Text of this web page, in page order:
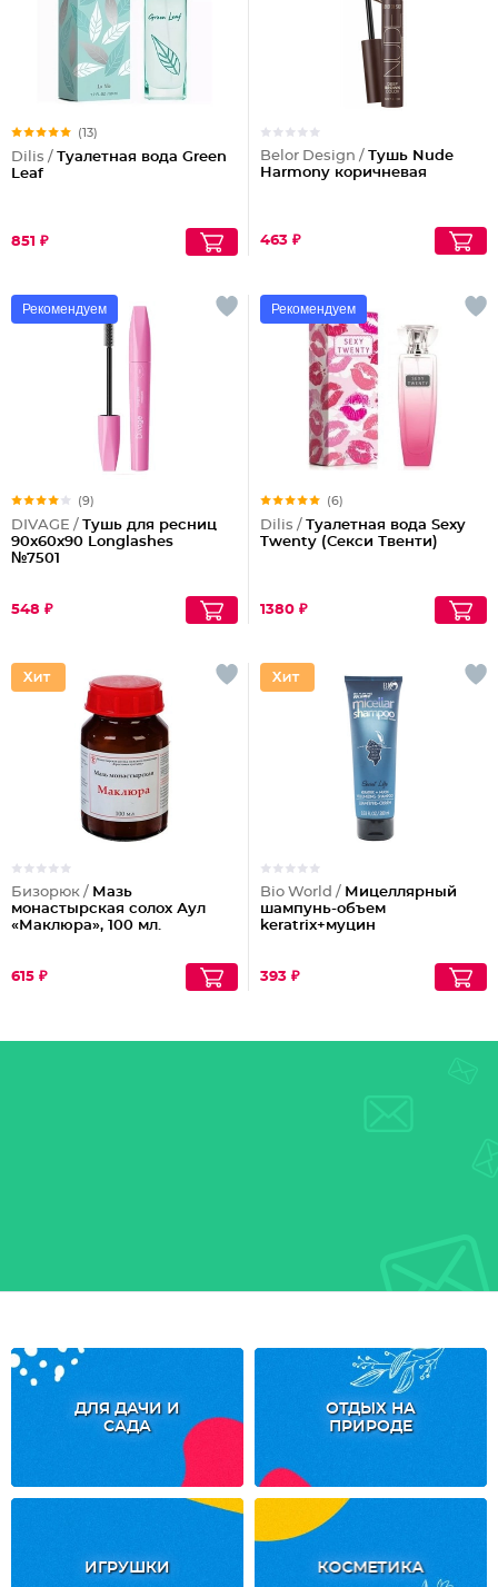
(13)
Dilis / Туалетная вода Green
Leaf
851 ₽
Belor Design / Тушь Nude
Harmony коричневая
463 ₽
Рекомендуем
(9)
DIVAGE / Тушь для ресниц
90x60x90 Longlashes
№7501
548 ₽
Рекомендуем
(6)
Dilis / Туалетная вода Sexy
Twenty (Секси Твенти)
1380 ₽
Бизорюк / Мазь
монастырская солох Аул
«Маклюра», 100 мл.
615 ₽
Bio World / Мицеллярный
шампунь-объем
keratrix+муцин
393 ₽
ДЛЯ ДАЧИ И
САДА
ОТДЫХ НА
ПРИРОДЕ
ИГРУШКИ КОСМЕТИКА